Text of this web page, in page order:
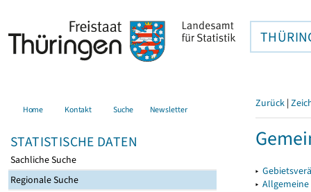
Home Kontakt Suche Newsletter
STATISTISCHE DATEN
Sachliche Suche
Regionale Suche
Zurück |
▸
▸